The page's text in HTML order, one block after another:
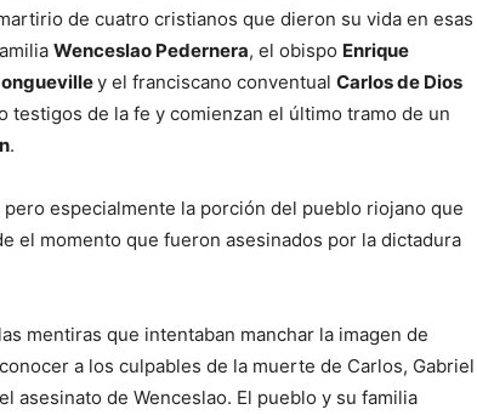
de cuatro cristianos que dieron su vida en esas
Wenceslao Pedernera, el obispo Enrique
y el franciscano conventual Carlos de Dios
testigos de la fe y comienzan el último tramo de un
.
especialmente la porción del pueblo riojano que
el momento que fueron asesinados por la dictadura
mentiras que intentaban manchar la imagen de
a los culpables de la muerte de Carlos, Gabriel
asesinato de Wenceslao. El pueblo y su familia